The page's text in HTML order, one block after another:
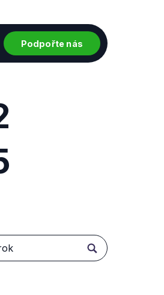
Podpořte nás